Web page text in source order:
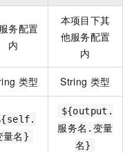
务配置
内
本项目下其
他服务配置
内
类型 String 类型
量名}
${output.
服务名.变量
名}